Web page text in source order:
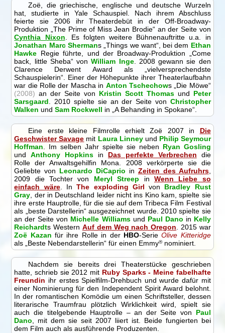
Zoë, die griechische, englische und deutsche Wurzeln
hat, studierte in Yale Schauspiel. Nach ihrem Abschluss
feierte sie 2006 ihr Theaterdebüt in der Off-Broadway-
Produktion „The Prime of Miss Jean Brodie“ an der Seite von
Cynthia Nixon . Es folgten weitere Bühnenauftritte u.a. in
Jonathan Marc Shermans „Things we want“, bei dem Ethan
Hawke Regie führte, und der Broadway-Produktion „Come
back, little Sheba“ vonWilliam Inge. 2008 gewann sie den
Clarence Derwent Award als „vielversprechendste
Schauspielerin“. Einer der Höhepunkte ihrer Theaterlaufbahn
war die Rolle der Mascha in Anton Tschechows „Die Möwe“
(2008) an der Seite von Kristin Scott Thomasund Peter
Sarsgaard . 2010 spielte sie an der Seite von Christopher
Walken undSam Rockwell in „A Behanding in Spokane“.
Eine erste kleine Filmrolle erhielt Zoë 2007 in Die
Geschwister Savage mit Laura Linneyund Philip Seymour
Hoffman . Im selben Jahr spielte sie neben Ryan Gosling
undAnthony Hopkins in Das perfekte Verbrechen die
Rolle der Anwaltsgehilfin Mona. 2008 verkörperte sie die
Geliebte von Leonardo DiCaprio in Zeiten des Aufruhrs,
2009 die Tochter von Meryl Streep in Wenn Liebe so
einfach wäre. InThe exploding Girl von Bradley Rust
Gray , der in Deutschland leider nicht ins Kino kam, spielte sie
ihre erste Hauptrolle, für die sie auf dem Tribeca Film Festival
als „beste Darstellerin“ ausgezeichnet wurde. 2010 spielte sie
an der Seite von Michelle Williamsund Paul Dano in Kelly
Reichardts Western Auf dem Weg nach Oregon . 2015 war
Zoë Kazan für ihre Rolle in der HBO-SerieOlive Kitteridge
als „Beste Nebendarstellerin“ für einen Emmy®nominiert.
Nachdem sie bereits drei Theaterstücke geschrieben
hatte, schrieb sie 2012 mit Ruby Sparks - Meine fabelhafte
Freundin ihr erstes Spielfilm-Drehbuch und wurde dafür mit
einer Nominierung für den Independent Spirit Award belohnt.
In der romantischen Komödie um einen Schriftsteller, dessen
literarische Traumfrau plötzlich Wirklichkeit wird, spielt sie
auch die titelgebende Hauptrolle – an der Seite von Paul
Dano , mit dem sie seit 2007 liiert ist. Beide fungierten bei
dem Film auch als ausführende Produzenten.